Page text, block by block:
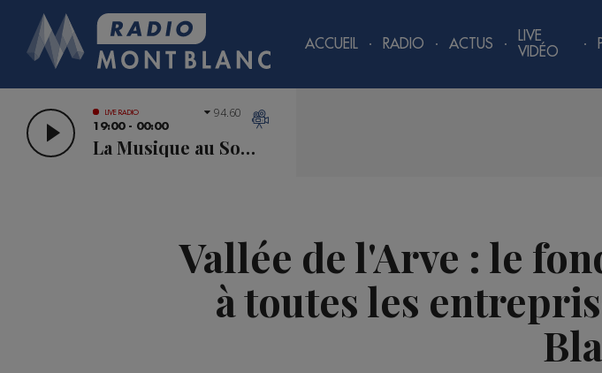
ACCUEIL RADIO ACTUS
LIVE
VIDÉO
LIVE RADIO
19:00 - 00:00
La Musique au Sommet
94.60
Vallée de l'Arve : le
à toutes les